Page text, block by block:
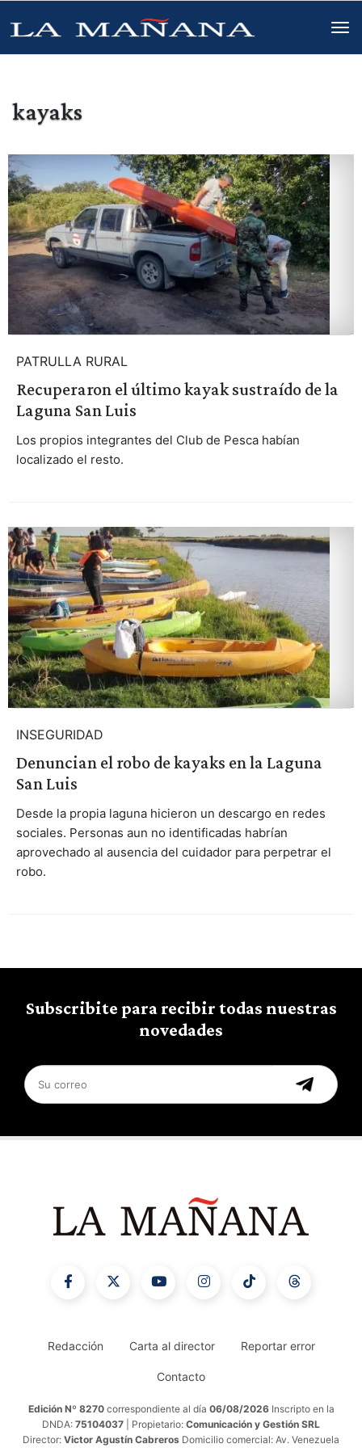
kayaks
PATRULLA RURAL
Recuperaron el último kayak sustraído de la
Laguna San Luis
Los propios integrantes del Club de Pesca habían
localizado el resto.
INSEGURIDAD
Denuncian el robo de kayaks en la Laguna
San Luis
Desde la propia laguna hicieron un descargo en redes
sociales. Personas aun no identificadas habrían
aprovechado al ausencia del cuidador para perpetrar el
robo.
Subscribite para recibir todas nuestras
novedades
Redacción Carta al director Reportar error
Contacto
Edición Nº 8270 correspondiente al día 06/08/2026 Inscripto en la
DNDA: 75104037 | Propietario: Comunicación y Gestión SRL
Director: Victor Agustín Cabreros Domicilio comercial: Av. Venezuela